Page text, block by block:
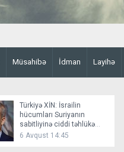
Müsahibə İdman Layihə
Türkiyə XİN: İsrailin
hücumları Suriyanın
sabitliyinə ciddi təhlükə
yaradır
6 Avqust 14:45